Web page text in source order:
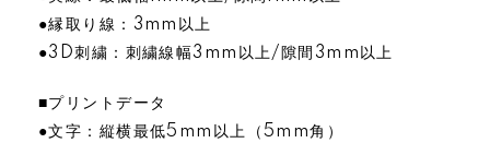
●縁取り線：3mm以上
●3D刺繍：刺繍線幅3mm以上/隙間3mm以上
■プリントデータ
●文字：縦横最低5mm以上（5mm角）